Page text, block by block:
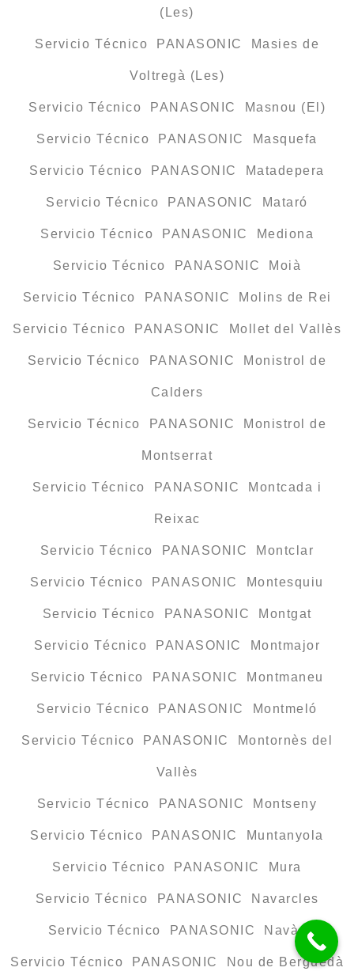
(Les)
Servicio Técnico PANASONIC Masies de
Voltregà (Les)
Servicio Técnico PANASONIC Masnou (El)
Servicio Técnico PANASONIC Masquefa
Servicio Técnico PANASONIC Matadepera
Servicio Técnico PANASONIC Mataró
Servicio Técnico PANASONIC Mediona
Servicio Técnico PANASONIC Moià
Servicio Técnico PANASONIC Molins de Rei
Servicio Técnico PANASONIC Mollet del Vallès
Servicio Técnico PANASONIC Monistrol de
Calders
Servicio Técnico PANASONIC Monistrol de
Montserrat
Servicio Técnico PANASONIC Montcada i
Reixac
Servicio Técnico PANASONIC Montclar
Servicio Técnico PANASONIC Montesquiu
Servicio Técnico PANASONIC Montgat
Servicio Técnico PANASONIC Montmajor
Servicio Técnico PANASONIC Montmaneu
Servicio Técnico PANASONIC Montmeló
Servicio Técnico PANASONIC Montornès del
Vallès
Servicio Técnico PANASONIC Montseny
Servicio Técnico PANASONIC Muntanyola
Servicio Técnico PANASONIC Mura
Servicio Técnico PANASONIC Navarcles
Servicio Técnico PANASONIC Navàs
Servicio Técnico PANASONIC Nou de Berguedà